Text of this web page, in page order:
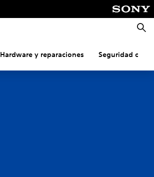
Hardware y reparaciones Seguridad